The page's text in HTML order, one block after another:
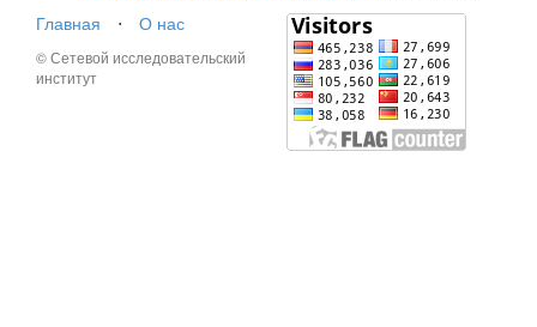
Главная
⋅ О нас
© Сетевой исследовательский
институт